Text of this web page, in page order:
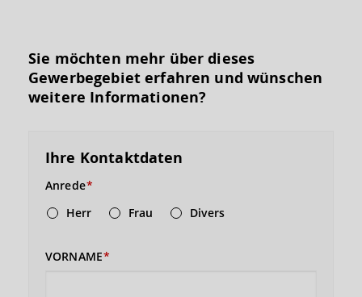
Sie möchten mehr über dieses
Gewerbegebiet erfahren und wünschen
weitere Informationen?
Ihre Kontaktdaten
Anrede
Herr
Frau Divers
VORNAME